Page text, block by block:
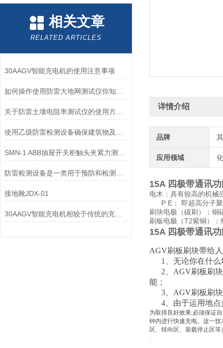
相关文章
RELATED ARTICLES
30AAGV智能充电机的使用注意事项
关于防雷土壤电阻率测试仪的使用方法了解一下吧
接地靴JDX-01
30AAGV智能充电机相较于传统的充电设备，优势有哪些？
详情介绍
品牌
应用领域
15A 四极带通讯
电木：具有较高的机械
P E： 即超高分子聚
刷块电极（碳刷）：铜
刷板电极（T2紫铜）
15A 四极带通讯
AGV刷板刷块带给
1、无论你在什么
2、AGV刷板刷块
能；
3、AGV刷板刷块
4、由于运用地点
为取得良好效果,必须保证
钟内进行快速充电。这一
区、转向区、装载停止区